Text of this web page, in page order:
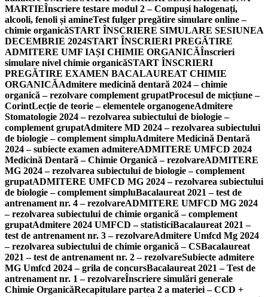
MARTIEÎnscriere testare modul 2 – Compuși halogenați,
alcooli, fenoli și amineTest fulger pregătire simulare online –
chimie organicăSTART ÎNSCRIERE SIMULARE SESIUNEA
DECEMBRIE 2024START ÎNSCRIERI PREGĂTIRE
ADMITERE UMF IAȘI CHIMIE ORGANICĂÎnscrieri
simulare nivel chimie organicăSTART ÎNSCRIERI
PREGĂTIRE EXAMEN BACALAUREAT CHIMIE
ORGANICĂAdmitere medicină dentară 2024 – chimie
organică – rezolvare complement grupatProcesul de micțiune –
CorintLecție de teorie – elementele organogeneAdmitere
Stomatologie 2024 – rezolvarea subiectului de biologie –
complement grupatAdmitere MD 2024 – rezolvarea subiectului
de biologie – complement simpluAdmitere Medicină Dentară
2024 – subiecte examen admitereADMITERE UMFCD 2024
Medicină Dentară – Chimie Organică – rezolvareADMITERE
MG 2024 – rezolvarea subiectului de biologie – complement
grupatADMITERE UMFCD MG 2024 – rezolvarea subiectului
de biologie – complement simpluBacalaureat 2021 – test de
antrenament nr. 4 – rezolvareADMITERE UMFCD MG 2024
– rezolvarea subiectului de chimie organică – complement
grupatAdmitere 2024 UMFCD – statisticiBacalaureat 2021 –
test de antrenament nr. 3 – rezolvareAdmitere Umfcd Mg 2024
– rezolvarea subiectului de chimie organică – CSBacalaureat
2021 – test de antrenament nr. 2 – rezolvareSubiecte admitere
MG Umfcd 2024 – grila de concursBacalaureat 2021 – Test de
antrenament nr. 1 – rezolvareÎnscriere simulări generale
Chimie OrganicăRecapitulare partea 2 a materiei – CCD +